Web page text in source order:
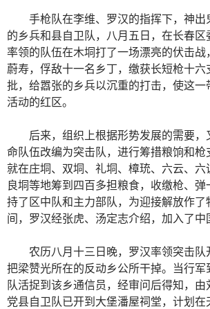
手枪队在李维、罗汉的指挥下，神出
的乡兵和县自卫队，八月五日，在长春区
率领的队伍在木垌打了一场漂亮的伏击战
蔚寿，俘敌十一名乡丁，缴获长短枪十六
批，给嚣张的乡兵以沉重的打击，使这一
活动的红区。
后来，组织上根据形势发展的需要
命队伍改编为突击队，进行筹措粮饷和枪
就在庄垌、双垌、礼垌、樟珫、六云、六
良垌等地筹到四百多担粮食，收缴枪、弹
持了区中队和主力部队，为迎接解放作了
间，罗汉经张虎、汤定志介绍，加入了中
农历八月十三日晚，罗汉率领突击队
把梁赞光所在的反动乡公所干掉。当行军
队活捉到该乡通信员，经审问后得知，由
党县自卫队已开到大堡潘屋祠堂，计划在